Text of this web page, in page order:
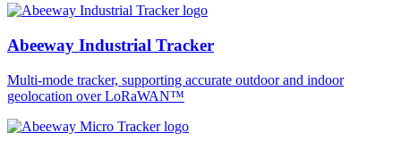
Abeeway Industrial Tracker
Multi-mode tracker, supporting accurate outdoor and indoor
geolocation over LoRaWAN™